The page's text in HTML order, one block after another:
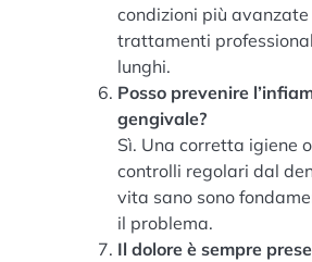
condizioni più
trattamenti
lunghi.
Posso prevenire
gengivale?
Sì. Una corretta igiene
controlli regolari dal
vita sano sono
il problema.
Il dolore è sempre